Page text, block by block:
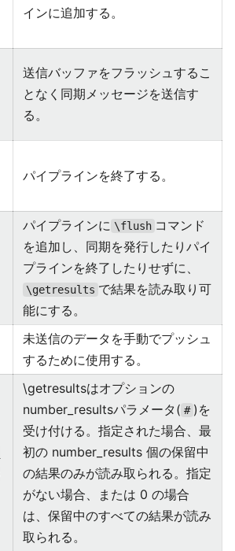
インに追加する。
送信バッファをフラッシュするこ
となく同期メッセージを送信す
る。
パイプラインを終了する。
パイプラインに \flush コマンド
を追加し、同期を発行したりパイ
プラインを終了したりせずに、
\getresults で結果を読み取り可
能にする。
未送信のデータを手動でプッシュ
するために使用する。
\getresultsはオプションの
number_resultsパラメータ( # )を
受け付ける。指定された場合、最
初の number_results 個の保留中
の結果のみが読み取られる。指定
がない場合、または 0 の場合
は、保留中のすべての結果が読み
取られる。